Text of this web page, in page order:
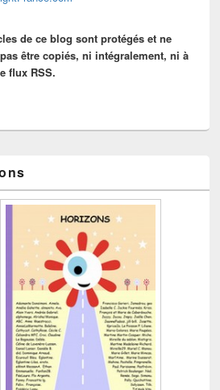
de ce blog sont protégés et ne
être copiés, ni intégralement, ni à
flux RSS.